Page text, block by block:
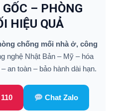
– PHÒNG
HIỆU QUẢ
chống mối nhà ở, công
nghệ Nhật Bản – Mỹ – hóa
an toàn – bảo hành dài hạn.
Chat Zalo